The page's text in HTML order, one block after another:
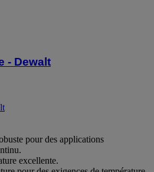
- Dewalt
pour des applications
excellente.